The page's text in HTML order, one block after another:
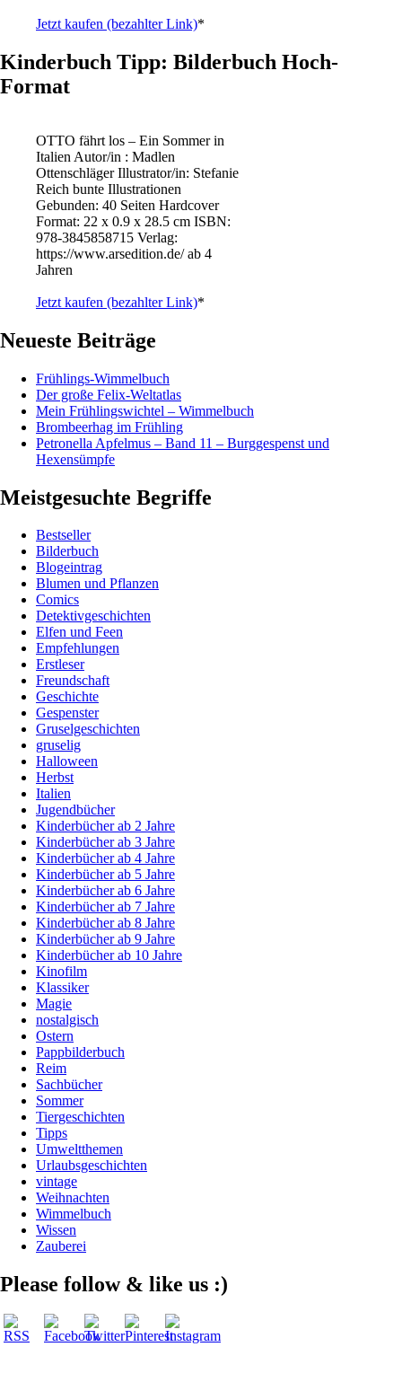
Jetzt kaufen (bezahlter Link)*
Kinderbuch Tipp: Bilderbuch Hoch-
Format
OTTO fährt los – Ein Sommer in
Italien Autor/in : Madlen
Ottenschläger Illustrator/in: Stefanie
Reich bunte Illustrationen
Gebunden: 40 Seiten Hardcover
Format: 22 x 0.9 x 28.5 cm ISBN: ‎
978-3845858715 Verlag:
https://www.arsedition.de/ ab 4
Jahren
Jetzt kaufen (bezahlter Link)*
Neueste Beiträge
Frühlings-Wimmelbuch
Der große Felix-Weltatlas
Mein Frühlingswichtel – Wimmelbuch
Brombeerhag im Frühling
Petronella Apfelmus – Band 11 – Burggespenst und
Hexensümpfe
Meistgesuchte Begriffe
Bestseller
Bilderbuch
Blogeintrag
Blumen und Pflanzen
Comics
Detektivgeschichten
Elfen und Feen
Empfehlungen
Erstleser
Freundschaft
Geschichte
Gespenster
Gruselgeschichten
gruselig
Halloween
Herbst
Italien
Jugendbücher
Kinderbücher ab 2 Jahre
Kinderbücher ab 3 Jahre
Kinderbücher ab 4 Jahre
Kinderbücher ab 5 Jahre
Kinderbücher ab 6 Jahre
Kinderbücher ab 7 Jahre
Kinderbücher ab 8 Jahre
Kinderbücher ab 9 Jahre
Kinderbücher ab 10 Jahre
Kinofilm
Klassiker
Magie
nostalgisch
Ostern
Pappbilderbuch
Reim
Sachbücher
Sommer
Tiergeschichten
Tipps
Umweltthemen
Urlaubsgeschichten
vintage
Weihnachten
Wimmelbuch
Wissen
Zauberei
Please follow & like us :)